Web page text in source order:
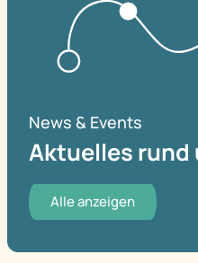
News & Events
Aktuelles rund
Alle anzeigen